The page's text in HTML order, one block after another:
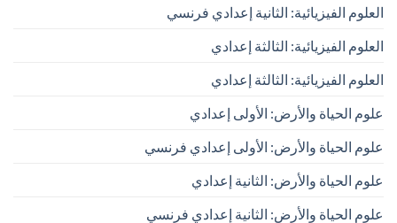
العلوم الفيزيائية: الثانية إعدادي فرنسي
العلوم الفيزيائية: الثالثة إعدادي
العلوم الفيزيائية: الثالثة إعدادي
علوم الحياة والأرض: الأولى إعدادي
علوم الحياة والأرض: الأولى إعدادي فرنسي
علوم الحياة والأرض: الثانية إعدادي
علوم الحياة والأرض: الثانية إعدادي فرنسي